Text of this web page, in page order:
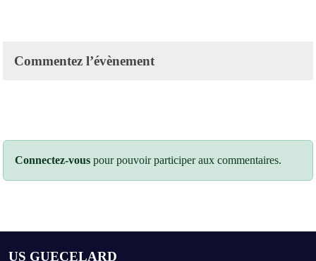
Commentez l’évènement
Connectez-vous pour pouvoir participer aux commentaires.
US GUECELARD